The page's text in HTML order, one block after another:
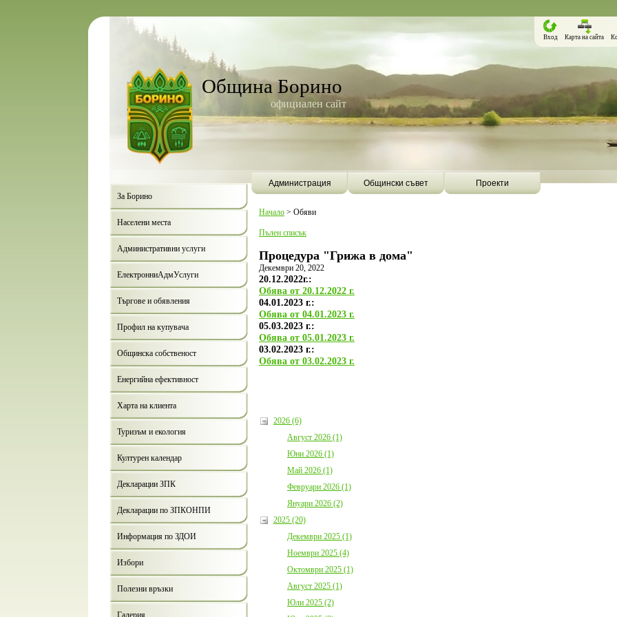
Община Борино
официален сайт
Вход Карта на сайта
Администрация Общински съвет
Проекти
За Борино
Населени места
Административни услуги
ЕлектронниАдмУслуги
Търгове и обявления
Профил на купувача
Общинска собственост
Енергийна ефективност
Харта на клиента
Туризъм и екология
Културен календар
Декларации ЗПК
Декларации по ЗПКОНПИ
Информация по ЗДОИ
Избори
Полезни връзки
Галерия
Начало > Обяви
Пълен списък
Процедура "Грижа в дома"
Декември 20, 2022
20.12.2022г.:
Обява от 20.12.2022 г.
04.01.2023 г.:
Обява от 04.01.2023 г.
05.03.2023 г.:
Обява от 05.01.2023 г.
03.02.2023 г.:
Обява от 03.02.2023 г.
2026 (6)
Август 2026 (1)
Юни 2026 (1)
Май 2026 (1)
Февруари 2026 (1)
Януари 2026 (2)
2025 (20)
Декември 2025 (1)
Ноември 2025 (4)
Октомври 2025 (1)
Август 2025 (1)
Юли 2025 (2)